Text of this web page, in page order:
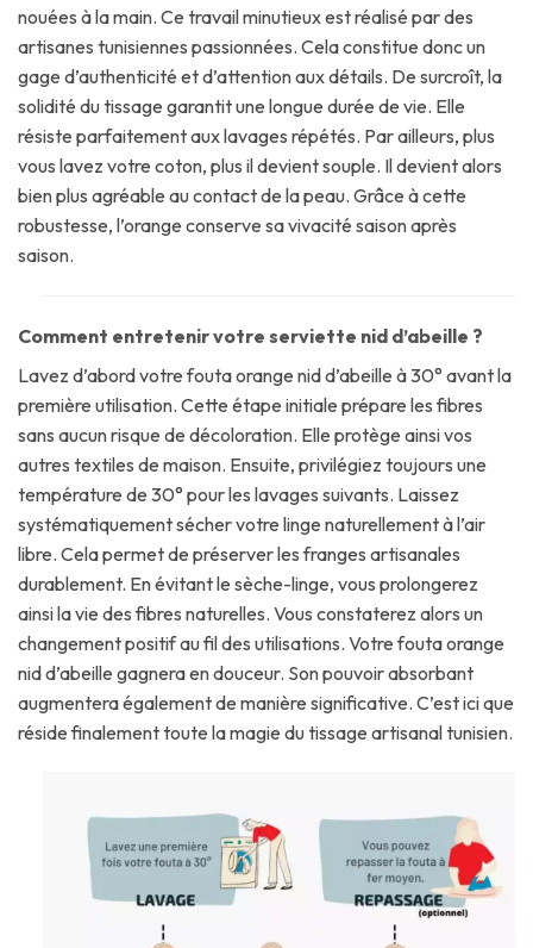
nouées à la main. Ce travail minutieux est réalisé par des
artisanes tunisiennes passionnées. Cela constitue donc un
gage d’authenticité et d’attention aux détails. De surcroît, la
solidité du tissage garantit une longue durée de vie. Elle
résiste parfaitement aux lavages répétés. Par ailleurs, plus
vous lavez votre coton, plus il devient souple. Il devient alors
bien plus agréable au contact de la peau. Grâce à cette
robustesse, l’orange conserve sa vivacité saison après
saison.
Comment entretenir votre serviette nid d’abeille ?
Lavez d’abord votre fouta orange nid d’abeille à 30° avant la
première utilisation. Cette étape initiale prépare les fibres
sans aucun risque de décoloration. Elle protège ainsi vos
autres textiles de maison. Ensuite, privilégiez toujours une
température de 30° pour les lavages suivants. Laissez
systématiquement sécher votre linge naturellement à l’air
libre. Cela permet de préserver les franges artisanales
durablement. En évitant le sèche-linge, vous prolongerez
ainsi la vie des fibres naturelles. Vous constaterez alors un
changement positif au fil des utilisations. Votre fouta orange
nid d’abeille gagnera en douceur. Son pouvoir absorbant
augmentera également de manière significative. C’est ici que
réside finalement toute la magie du tissage artisanal tunisien.